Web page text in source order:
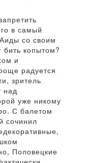
в самый
со своим
бить копытом?
и
радуется
зритель
над
уже никому
С балетом
сочинил
Половецкие